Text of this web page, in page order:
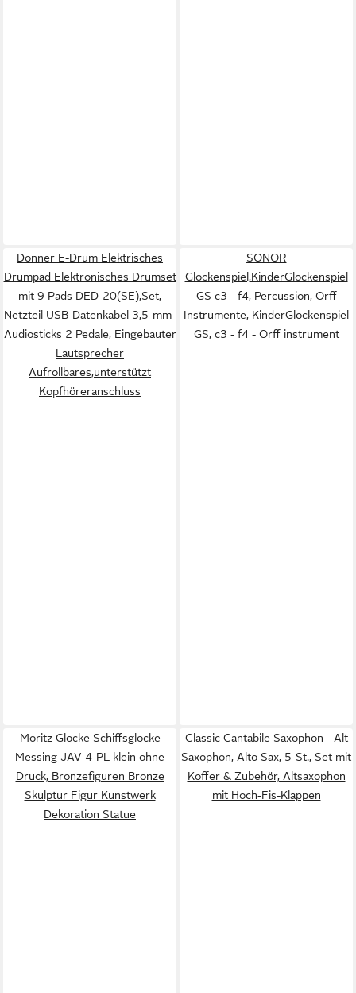
Donner E-Drum Elektrisches
Drumpad Elektronisches Drumset
mit 9 Pads DED-20(SE),Set,
Netzteil USB-Datenkabel 3,5-mm-
Audiosticks 2 Pedale, Eingebauter
Lautsprecher
Aufrollbares,unterstützt
Kopfhöreranschluss
SONOR
Glockenspiel,KinderGlockenspiel
GS c3 - f4, Percussion, Orff
Instrumente, KinderGlockenspiel
GS, c3 - f4 - Orff instrument
Moritz Glocke Schiffsglocke
Messing JAV-4-PL klein ohne
Druck, Bronzefiguren Bronze
Skulptur Figur Kunstwerk
Dekoration Statue
Classic Cantabile Saxophon - Alt
Saxophon, Alto Sax, 5-St., Set mit
Koffer & Zubehör, Altsaxophon
mit Hoch-Fis-Klappen